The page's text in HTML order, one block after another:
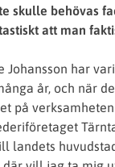
skulle behövas
att man
Johansson har
år, och när
på
landets